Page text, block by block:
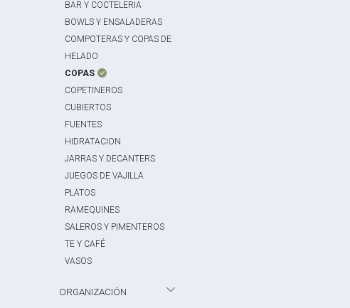
BAR Y COCTELERIA
BOWLS Y ENSALADERAS
COMPOTERAS Y COPAS DE
HELADO
COPAS
COPETINEROS
CUBIERTOS
FUENTES
HIDRATACION
JARRAS Y DECANTERS
JUEGOS DE VAJILLA
PLATOS
RAMEQUINES
SALEROS Y PIMENTEROS
TE Y CAFÉ
VASOS
ORGANIZACIÓN